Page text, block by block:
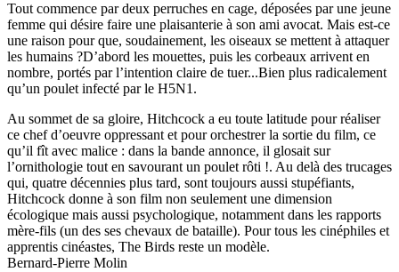
Tout commence par deux perruches en cage, déposées par une jeune
femme qui désire faire une plaisanterie à son ami avocat. Mais est-ce
une raison pour que, soudainement, les oiseaux se mettent à attaquer
les humains ?D’abord les mouettes, puis les corbeaux arrivent en
nombre, portés par l’intention claire de tuer...Bien plus radicalement
qu’un poulet infecté par le H5N1.
Au sommet de sa gloire, Hitchcock a eu toute latitude pour réaliser
ce chef d’oeuvre oppressant et pour orchestrer la sortie du film, ce
qu’il fît avec malice : dans la bande annonce, il glosait sur
l’ornithologie tout en savourant un poulet rôti !. Au delà des trucages
qui, quatre décennies plus tard, sont toujours aussi stupéfiants,
Hitchcock donne à son film non seulement une dimension
écologique mais aussi psychologique, notamment dans les rapports
mère-fils (un des ses chevaux de bataille). Pour tous les cinéphiles et
apprentis cinéastes, The Birds reste un modèle.
Bernard-Pierre Molin